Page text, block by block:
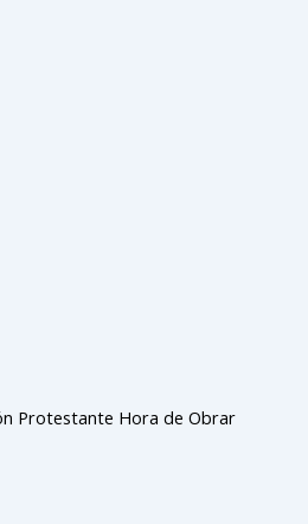
Protestante Hora de Obrar